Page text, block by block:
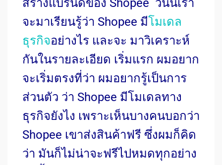
สร้างแบรนด์ของ Shopee วันนี้เรา
จะมาเรียนรู้ว่า Shopee มีโมเดล
ธุรกิจอย่างไร และจะ มาวิเคราะห์
กันในรายละเอียด เริ่มแรก ผมอยาก
จะเริ่มตรงที่ว่า ผมอยากรู้เป็นการ
ส่วนตัว ว่า Shopee มีโมเดลทาง
ธุรกิจยังไง เพราะเห็นบางคนบอกว่า
Shopee เขาส่งสินค้าฟรี ซึ่งผมก็คิด
ว่า มันก็ไม่น่าจะฟรีไปหมดทุกอย่าง